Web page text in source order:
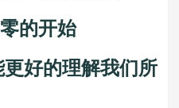
的开始
好的理解我们所